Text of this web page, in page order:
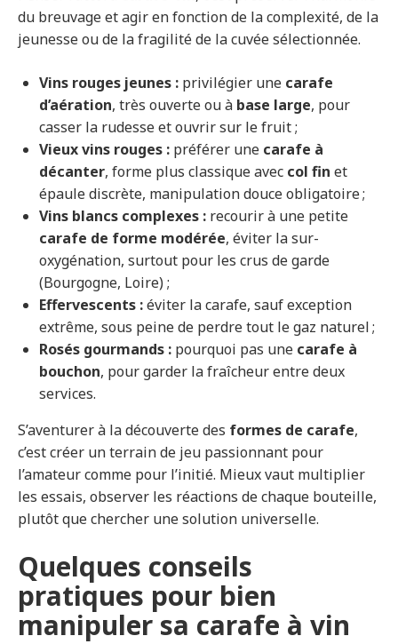
du breuvage et agir en fonction de la complexité, de la
jeunesse ou de la fragilité de la cuvée sélectionnée.
Vins rouges jeunes : privilégier une carafe
d’aération, très ouverte ou à base large, pour
casser la rudesse et ouvrir sur le fruit ;
Vieux vins rouges : préférer une carafe à
décanter, forme plus classique avec col fin et
épaule discrète, manipulation douce obligatoire ;
Vins blancs complexes : recourir à une petite
carafe de forme modérée, éviter la sur-
oxygénation, surtout pour les crus de garde
(Bourgogne, Loire) ;
Effervescents :éviter la carafe, sauf exception
extrême, sous peine de perdre tout le gaz naturel ;
Rosés gourmands : pourquoi pas une carafe à
bouchon, pour garder la fraîcheur entre deux
services.
S’aventurer à la découverte des formes de carafe,
c’est créer un terrain de jeu passionnant pour
l’amateur comme pour l’initié. Mieux vaut multiplier
les essais, observer les réactions de chaque bouteille,
plutôt que chercher une solution universelle.
Quelques conseils
pratiques pour bien
manipuler sa carafe à vin